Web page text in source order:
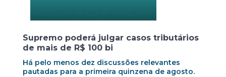
Supremo poderá julgar casos tributários
de mais de R$ 100 bi
Há pelo menos dez discussões relevantes
pautadas para a primeira quinzena de agosto.